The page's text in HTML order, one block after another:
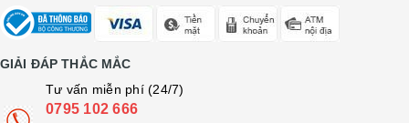
GIẢI ĐÁP THẮC MẮC
Tư vấn miễn phí (24/7)
0795 102 666